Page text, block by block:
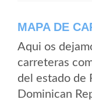
MAPA DE
Aqui os
carreteras
del estado de
Dominican